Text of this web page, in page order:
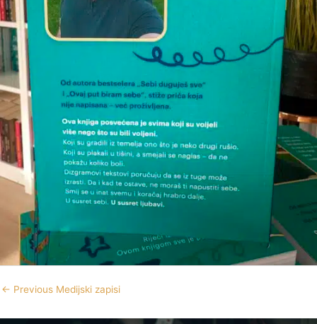
← Previous Medijski zapisi